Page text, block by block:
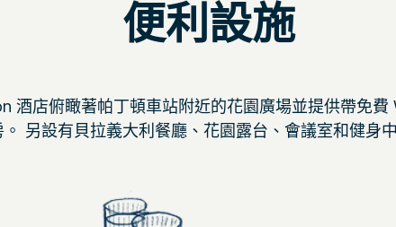
便利設施
店俯瞰著帕丁頓車站附近的花園廣場並提供帶免費
。 另設有貝拉義大利餐廳、花園露台、會議室和健身